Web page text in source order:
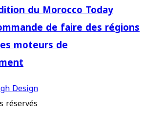
du Morocco Today
de faire des régions
moteurs de
Design
réservés